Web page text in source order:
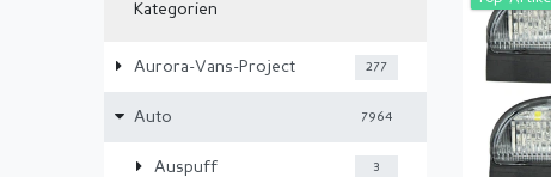
Kategorien
Aurora-Vans-Project 277
Auto 7964
Auspuff 3